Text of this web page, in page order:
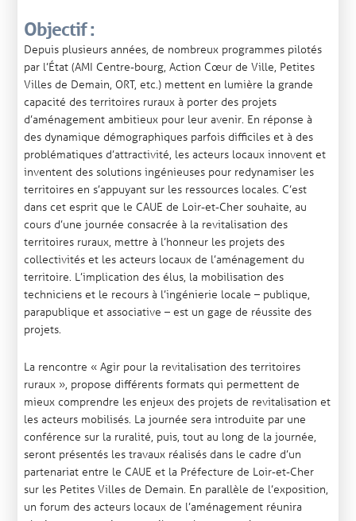
Objectif :
Depuis plusieurs années, de nombreux programmes pilotés
par l’État (AMI Centre-bourg, Action Cœur de Ville, Petites
Villes de Demain, ORT, etc.) mettent en lumière la grande
capacité des territoires ruraux à porter des projets
d’aménagement ambitieux pour leur avenir. En réponse à
des dynamique démographiques parfois difficiles et à des
problématiques d’attractivité, les acteurs locaux innovent et
inventent des solutions ingénieuses pour redynamiser les
territoires en s’appuyant sur les ressources locales. C’est
dans cet esprit que le CAUE de Loir-et-Cher souhaite, au
cours d’une journée consacrée à la revitalisation des
territoires ruraux, mettre à l’honneur les projets des
collectivités et les acteurs locaux de l’aménagement du
territoire. L’implication des élus, la mobilisation des
techniciens et le recours à l’ingénierie locale – publique,
parapublique et associative – est un gage de réussite des
projets.
La rencontre « Agir pour la revitalisation des territoires
ruraux », propose différents formats qui permettent de
mieux comprendre les enjeux des projets de revitalisation et
les acteurs mobilisés. La journée sera introduite par une
conférence sur la ruralité, puis, tout au long de la journée,
seront présentés les travaux réalisés dans le cadre d’un
partenariat entre le CAUE et la Préfecture de Loir-et-Cher
sur les Petites Villes de Demain. En parallèle de l’exposition,
un forum des acteurs locaux de l’aménagement réunira